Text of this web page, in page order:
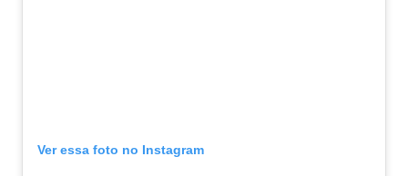
Ver essa foto no Instagram